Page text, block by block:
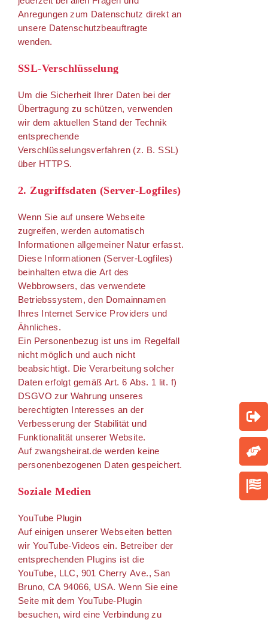
Anregungen zum Datenschutz direkt an
unsere Datenschutzbeauftragte
wenden.
SSL-Verschlüsselung
Um die Sicherheit Ihrer Daten bei der
Übertragung zu schützen, verwenden
wir dem aktuellen Stand der Technik
entsprechende
Verschlüsselungsverfahren (z. B. SSL)
über HTTPS.
2. Zugriffsdaten (Server-Logfiles)
Wenn Sie auf unsere Webseite
zugreifen, werden automatisch
Informationen allgemeiner Natur erfasst.
Diese Informationen (Server-Logfiles)
beinhalten etwa die Art des
Webbrowsers, das verwendete
Betriebssystem, den Domainnamen
Ihres Internet Service Providers und
Ähnliches.
Ein Personenbezug ist uns im Regelfall
nicht möglich und auch nicht
beabsichtigt. Die Verarbeitung solcher
Daten erfolgt gemäß Art. 6 Abs. 1 lit. f)
DSGVO zur Wahrung unseres
berechtigten Interesses an der
Verbesserung der Stabilität und
Funktionalität unserer Website.
Auf zwangsheirat.de werden keine
personenbezogenen Daten gespeichert.
Soziale Medien
YouTube Plugin
Auf einigen unserer Webseiten betten
wir YouTube-Videos ein. Betreiber der
entsprechenden Plugins ist die
YouTube, LLC, 901 Cherry Ave., San
Bruno, CA 94066, USA. Wenn Sie eine
Seite mit dem YouTube-Plugin
besuchen, wird eine Verbindung zu